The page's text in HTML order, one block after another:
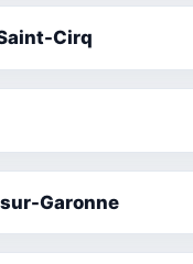
Cirq
Garonne